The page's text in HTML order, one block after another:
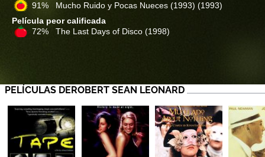
91% Mucho Ruido y Pocas Nueces (1993) (1993)
Película peor calificada
72% The Last Days of Disco (1998)
PELÍCULAS DEROBERT SEAN LEONARD